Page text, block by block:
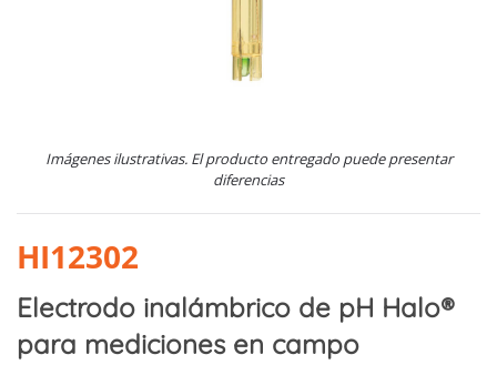
Imágenes ilustrativas. El producto entregado puede presentar
diferencias
HI12302
Electrodo inalámbrico de pH Halo®
para mediciones en campo